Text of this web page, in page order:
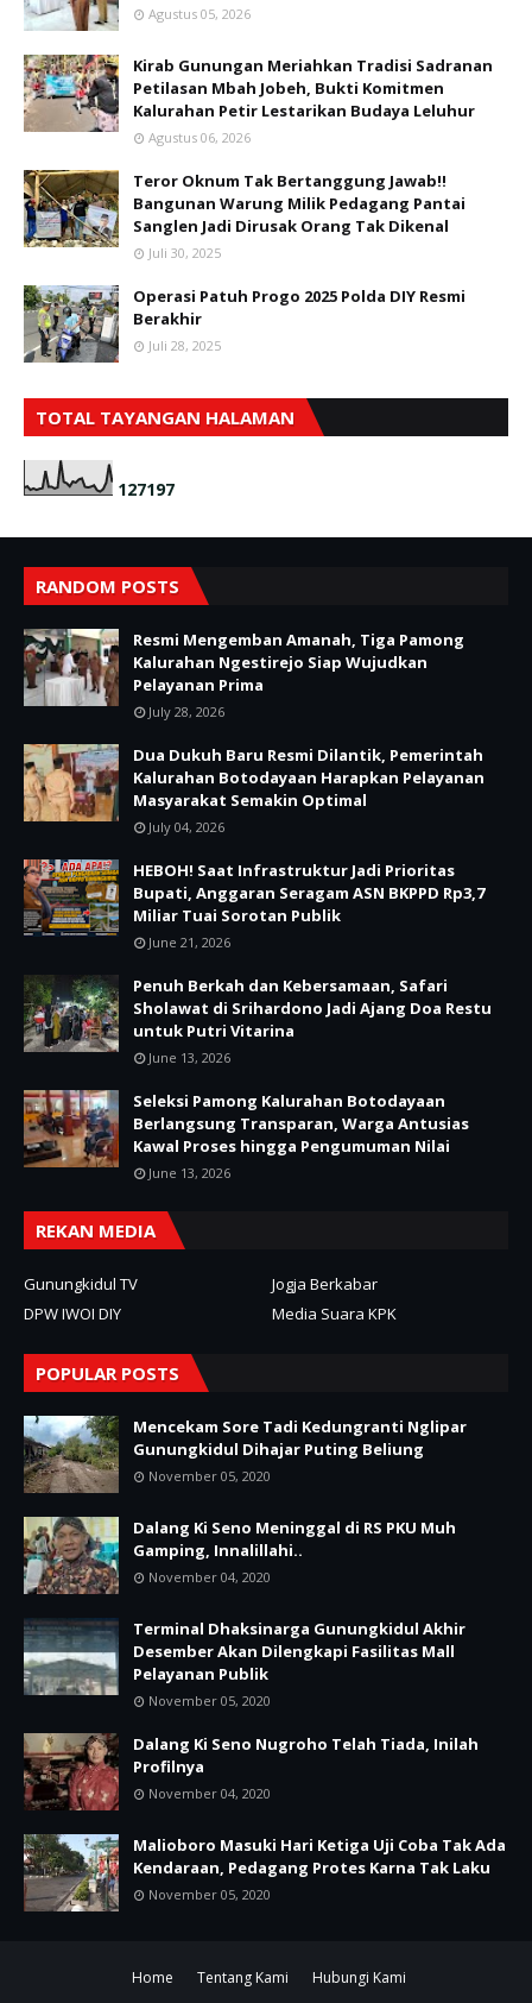
Agustus 05, 2026
Kirab Gunungan Meriahkan Tradisi Sadranan
Petilasan Mbah Jobeh, Bukti Komitmen
Kalurahan Petir Lestarikan Budaya Leluhur
Agustus 06, 2026
Teror Oknum Tak Bertanggung Jawab!!
Bangunan Warung Milik Pedagang Pantai
Sanglen Jadi Dirusak Orang Tak Dikenal
Juli 30, 2025
Operasi Patuh Progo 2025 Polda DIY Resmi
Berakhir
Juli 28, 2025
TOTAL TAYANGAN HALAMAN
127197
RANDOM POSTS
Resmi Mengemban Amanah, Tiga Pamong
Kalurahan Ngestirejo Siap Wujudkan
Pelayanan Prima
July 28, 2026
Dua Dukuh Baru Resmi Dilantik, Pemerintah
Kalurahan Botodayaan Harapkan Pelayanan
Masyarakat Semakin Optimal
July 04, 2026
HEBOH! Saat Infrastruktur Jadi Prioritas
Bupati, Anggaran Seragam ASN BKPPD Rp3,7
Miliar Tuai Sorotan Publik
June 21, 2026
Penuh Berkah dan Kebersamaan, Safari
Sholawat di Srihardono Jadi Ajang Doa Restu
untuk Putri Vitarina
June 13, 2026
Seleksi Pamong Kalurahan Botodayaan
Berlangsung Transparan, Warga Antusias
Kawal Proses hingga Pengumuman Nilai
June 13, 2026
REKAN MEDIA
Gunungkidul TV
Jogja Berkabar
DPW IWOI DIY
Media Suara KPK
POPULAR POSTS
Mencekam Sore Tadi Kedungranti Nglipar
Gunungkidul Dihajar Puting Beliung
November 05, 2020
Dalang Ki Seno Meninggal di RS PKU Muh
Gamping, Innalillahi..
November 04, 2020
Terminal Dhaksinarga Gunungkidul Akhir
Desember Akan Dilengkapi Fasilitas Mall
Pelayanan Publik
November 05, 2020
Dalang Ki Seno Nugroho Telah Tiada, Inilah
Profilnya
November 04, 2020
Malioboro Masuki Hari Ketiga Uji Coba Tak Ada
Kendaraan, Pedagang Protes Karna Tak Laku
November 05, 2020
Home Tentang Kami Hubungi Kami